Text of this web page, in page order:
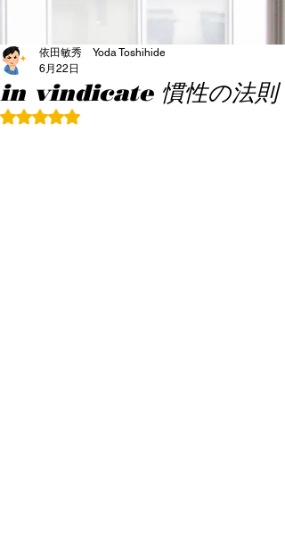
in vindicate 慣性の法則
依田敏秀 Yoda Toshihide
6月22日
5つ星のうちNaNと評価されています。